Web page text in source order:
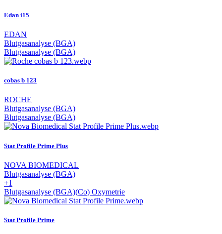
Edan i15
EDAN
Blutgasanalyse (BGA)
Blutgasanalyse (BGA)
cobas b 123
ROCHE
Blutgasanalyse (BGA)
Blutgasanalyse (BGA)
Stat Profile Prime Plus
NOVA BIOMEDICAL
Blutgasanalyse (BGA)
+1
Blutgasanalyse (BGA)(Co) Oxymetrie
Stat Profile Prime